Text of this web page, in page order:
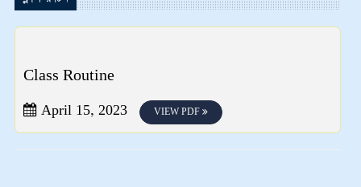
Class Routine
April 15, 2023 VIEW PDF